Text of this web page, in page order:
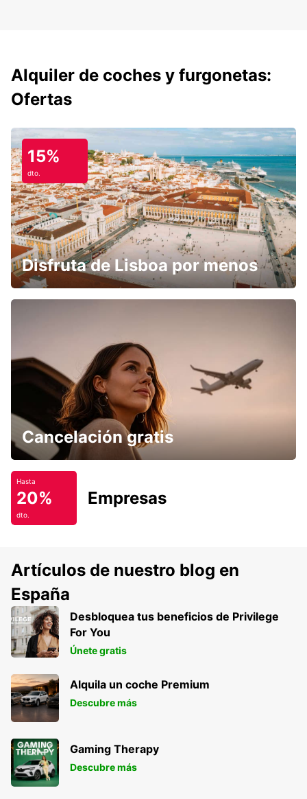
Alquiler de coches y furgonetas:
Ofertas
15%
dto.
Disfruta de Lisboa por menos
Cancelación gratis
Hasta
20%
dto.
Empresas
Artículos de nuestro blog en
España
Desbloquea tus beneficios de Privilege
For You
Únete gratis
Alquila un coche Premium
Descubre más
Gaming Therapy
Descubre más